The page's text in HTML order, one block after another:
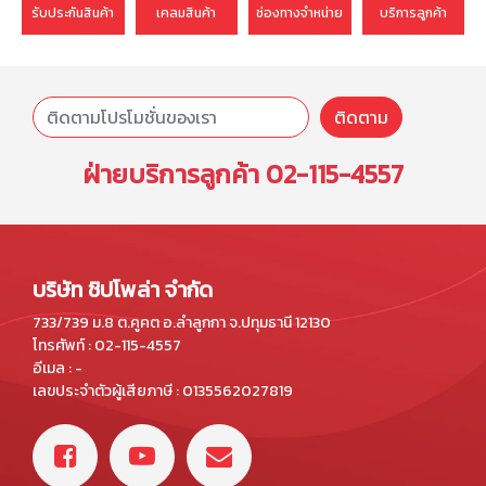
รับประกันสินค้า เคลมสินค้า ช่องทางจำหน่าย บริการลูกค้า
ติดตาม
ฝ่ายบริการลูกค้า 02-115-4557
บริษัท ชิปโพล่า จำกัด
733/739 ม.8 ต.คูคต อ.ลำลูกกา จ.ปทุมธานี 12130
โทรศัพท์ : 02-115-4557
อีเมล : -
เลขประจำตัวผู้เสียภาษี : 0135562027819